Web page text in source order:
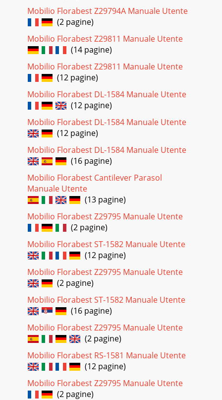
Mobilio Florabest Z29794A Manuale Utente
(2 pagine)
Mobilio Florabest Z29811 Manuale Utente
(14 pagine)
Mobilio Florabest Z29811 Manuale Utente
(12 pagine)
Mobilio Florabest DL-1584 Manuale Utente
(12 pagine)
Mobilio Florabest DL-1584 Manuale Utente
(12 pagine)
Mobilio Florabest DL-1584 Manuale Utente
(16 pagine)
Mobilio Florabest Cantilever Parasol
Manuale Utente
(13 pagine)
Mobilio Florabest Z29795 Manuale Utente
(2 pagine)
Mobilio Florabest ST-1582 Manuale Utente
(12 pagine)
Mobilio Florabest Z29795 Manuale Utente
(2 pagine)
Mobilio Florabest ST-1582 Manuale Utente
(16 pagine)
Mobilio Florabest Z29795 Manuale Utente
(2 pagine)
Mobilio Florabest RS-1581 Manuale Utente
(12 pagine)
Mobilio Florabest Z29795 Manuale Utente
(2 pagine)